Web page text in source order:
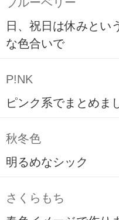
日、祝日は休みとい
な色合いで
P!NK
ピンク系でまとめま
秋冬色
明るめなシック
さくらもち